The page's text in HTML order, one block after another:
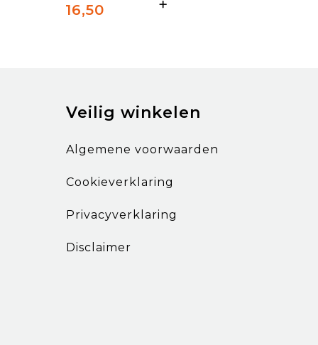
16,50
Veilig winkelen
Algemene voorwaarden
Cookieverklaring
Privacyverklaring
Disclaimer